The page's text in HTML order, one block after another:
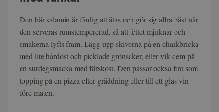
Den här salamin är färdig att ätas och gör sig allra bäst när
den serveras rumstempererad, så att fettet mjuknar och
smakerna lyfts fram. Lägg upp skivorna på en charkbricka
med lite hårdost och picklade grönsaker, eller vik dem på
en surdegsmacka med färskost. Den passar också fint som
topping på en pizza efter gräddning eller till ett glas vin
före maten.